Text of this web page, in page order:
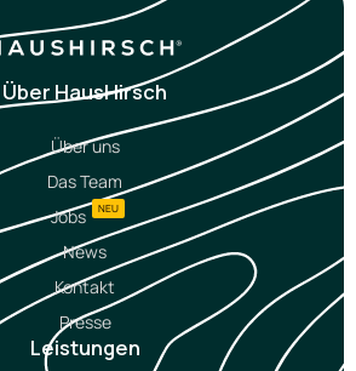
Über HausHirsch
Über uns
Das Team
Jobs
NEU
News
Kontakt
Presse
Leistungen